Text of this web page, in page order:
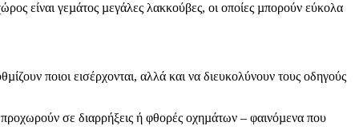
είναι γεµάτος µεγάλες λακκούβες, οι οποίες µπορούν εύκολα
ποιοι εισέρχονται, αλλά και να διευκολύνουν τους οδηγούς
σε διαρρήξεις ή φθορές οχηµάτων – φαινόµενα που